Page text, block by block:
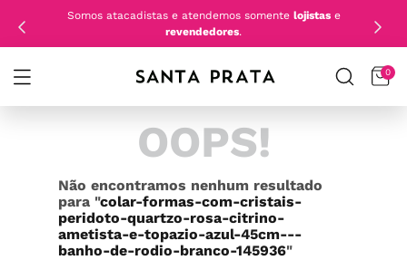
Somos atacadistas e atendemos somente lojistase
revendedores.
0
OOPS!
Não encontramos nenhum resultado
para "colar-formas-com-cristais-
peridoto-quartzo-rosa-citrino-
ametista-e-topazio-azul-45cm---
banho-de-rodio-branco-145936"